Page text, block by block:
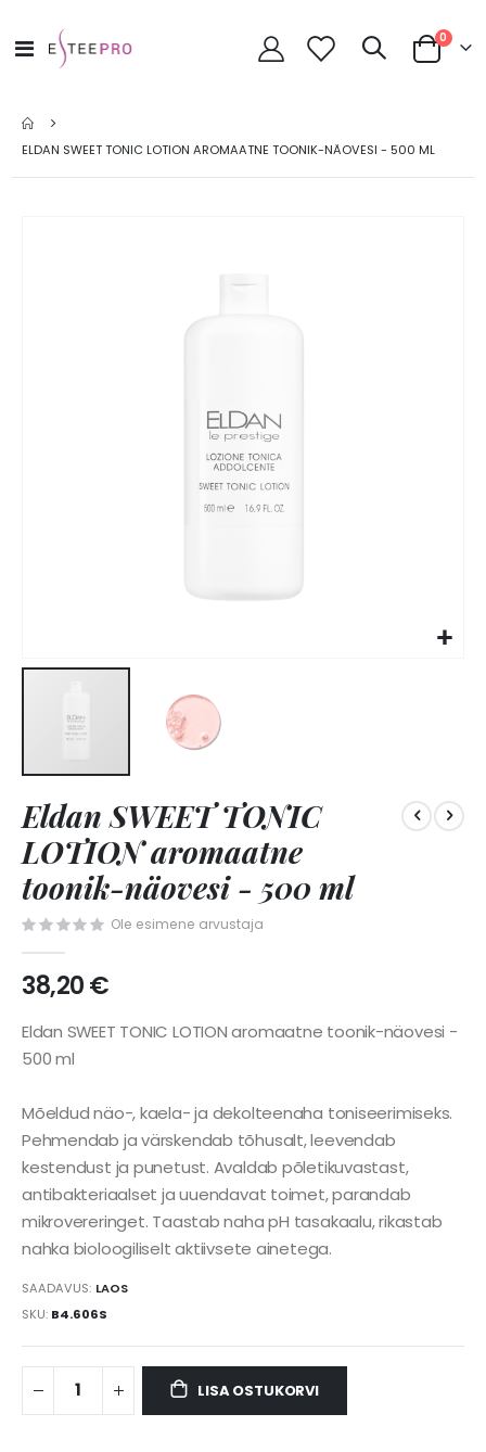
Toggle
Nav
Cart
0
ELDAN SWEET TONIC LOTION AROMAATNE TOONIK-NÄOVESI - 500 ML
to
the
beginning
of
the
images
Eldan SWEET TONIC
LOTION aromaatne
toonik-näovesi - 500 ml
Ole esimene arvustaja
38,20 €
Eldan SWEET TONIC LOTION aromaatne toonik-näovesi -
500 ml
Mõeldud näo-, kaela- ja dekolteenaha toniseerimiseks.
Pehmendab ja värskendab tõhusalt, leevendab
kestendust ja punetust. Avaldab põletikuvastast,
antibakteriaalset ja uuendavat toimet, parandab
mikrovereringet. Taastab naha pH tasakaalu, rikastab
SAADAVUS: LAOS
SKU B4.606S
LISA OSTUKORVI